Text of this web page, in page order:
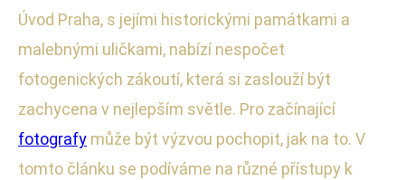
Úvod Praha, s jejími historickými památkami a
malebnými uličkami, nabízí nespočet
fotogenických zákoutí, která si zaslouží být
zachycena v nejlepším světle. Pro začínající
fotografy může být výzvou pochopit, jak na to. V
tomto článku se podíváme na různé přístupy k